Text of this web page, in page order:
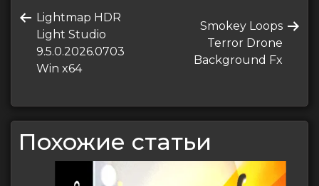
по
записям
Предыдущая
запись
Lightmap HDR
Light Studio
9.5.0.2026.0703
Win x64
Следующая
запись
Smokey Loops
Terror Drone
Background Fx
Похожие статьи